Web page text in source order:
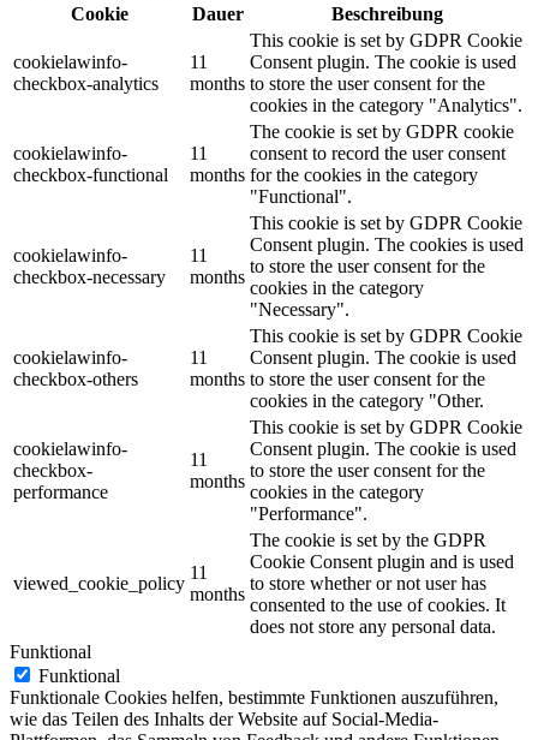
Cookie
Dauer Beschreibung
cookielawinfo-
checkbox-analytics
11
months
This cookie is set by GDPR Cookie
Consent plugin. The cookie is used
to store the user consent for the
cookies in the category "Analytics".
cookielawinfo-
checkbox-functional
11
months
The cookie is set by GDPR cookie
consent to record the user consent
for the cookies in the category
"Functional".
cookielawinfo-
checkbox-necessary
11
months
This cookie is set by GDPR Cookie
Consent plugin. The cookies is used
to store the user consent for the
cookies in the category
"Necessary".
cookielawinfo-
checkbox-others
11
months
This cookie is set by GDPR Cookie
Consent plugin. The cookie is used
to store the user consent for the
cookies in the category "Other.
cookielawinfo-
checkbox-
performance
11
months
This cookie is set by GDPR Cookie
Consent plugin. The cookie is used
to store the user consent for the
cookies in the category
"Performance".
viewed_cookie_policy
11
months
The cookie is set by the GDPR
Cookie Consent plugin and is used
to store whether or not user has
consented to the use of cookies. It
does not store any personal data.
Funktional
Funktional
Funktionale Cookies helfen, bestimmte Funktionen auszuführen,
wie das Teilen des Inhalts der Website auf Social-Media-